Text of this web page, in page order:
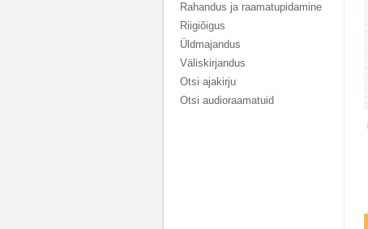
Rahandus ja raamatupidamine
Riigiõigus
Üldmajandus
Väliskirjandus
Otsi ajakirju
Otsi audioraamatuid